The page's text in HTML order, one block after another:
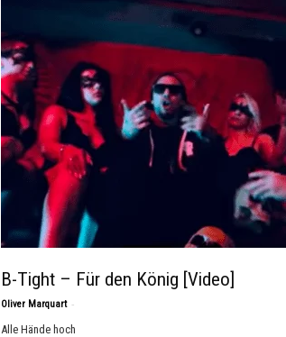
B-Tight – Für den König [Video]
Oliver Marquart -
Alle Hände hoch